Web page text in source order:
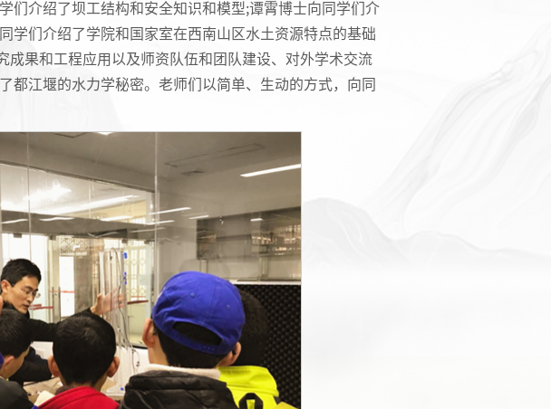
们介绍了坝工结构和安全知识和模型;谭霄博士向同学们介
学们介绍了学院和国家室在西南山区水土资源特点的基础
成果和工程应用以及师资队伍和团队建设、对外学术交流
都江堰的水力学秘密。老师们以简单、生动的方式，向同